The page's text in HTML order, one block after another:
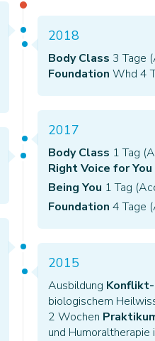
2018
Body Class 3 Tage
Foundation Whd 4
2017
Body Class 1 Tag
Right Voice for You
Being You 1 Tag
Foundation 4 Tage
2015
Ausbildung
biologischem
2 Wochen
und